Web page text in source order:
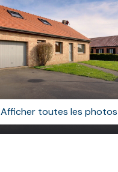
Afficher toutes les photos